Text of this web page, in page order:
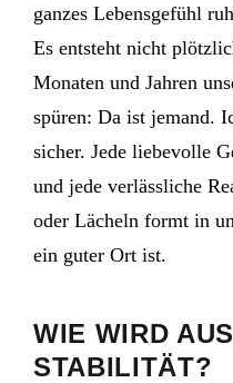
ganzes Lebensgefühl
Es entsteht nicht
Monaten und Jahren
spüren: Da ist jemand.
sicher. Jede liebevolle
und jede verlässliche
oder Lächeln formt in
ein guter Ort ist.
WIE WIRD
STABILITÄT?